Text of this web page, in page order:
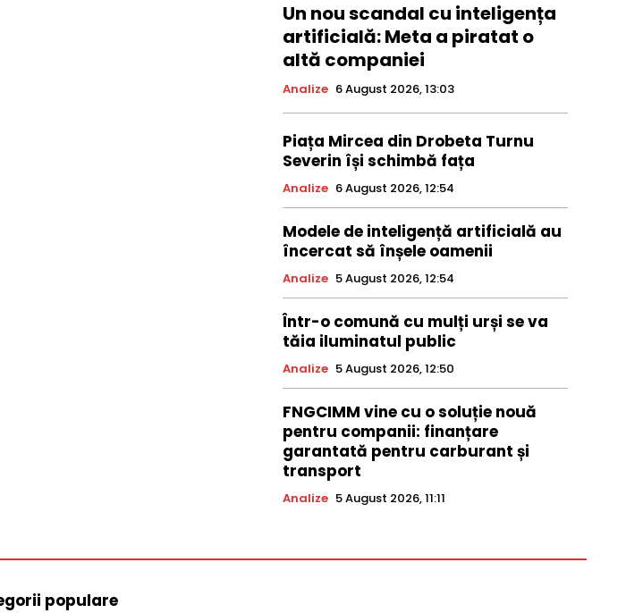
Un nou scandal cu inteligența
artificială: Meta a piratat o
altă companiei
Analize 6 August 2026, 13:03
Piața Mircea din Drobeta Turnu
Severin își schimbă fața
Analize 6 August 2026, 12:54
Modele de inteligență artificială au
încercat să înșele oamenii
Analize 5 August 2026, 12:54
Într-o comună cu mulți urși se va
tăia iluminatul public
Analize 5 August 2026, 12:50
FNGCIMM vine cu o soluție nouă
pentru companii: finanțare
garantată pentru carburant și
transport
Analize 5 August 2026, 11:11
populare